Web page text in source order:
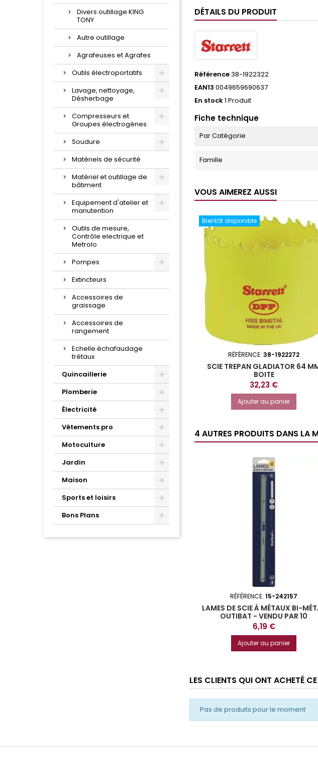
Divers outillage KING
TONY
Autre outillage
Agrafeuses et Agrafes
Outils électroportatifs
Lavage, nettoyage,
Désherbage
Compresseurs et
Groupes électrogènes
Soudure
Matériels de sécurité
Matériel et outillage de
bâtiment
Equipement d'atelier et
manutention
Outils de mesure,
Contrôle electrique et
Metrolo
Pompes
Extincteurs
Accessoires de
graissage
Accessoires de
rangement
Echelle échafaudage
trétaux
Quincaillerie
Plomberie
Électricité
Vêtements pro
Motoculture
Jardin
Maison
Sports et loisirs
Bons Plans
DÉTAILS DU PRODUIT
Référence38-1922322
EAN13 0049659690637
En stock1 Produit
Fiche technique
Par Catégorie
Famille
VOUS AIMEREZ AUSSI
Bientôt disponible
RÉFÉRENCE: 38-1922272
SCIE TREPAN GLADIATOR 64
BOITE
Prix
32,23 €
Ajouter au panier
4 AUTRES PRODUITS DANS LA
RÉFÉRENCE: 15-242157
LAMES DE SCIE À MÉTAUX BI-
OUTIBAT - VENDU PAR 10
Prix
6,19 €
Ajouter au panier
LES CLIENTS QUI ONT ACHETÉ
Pas de produits pour le moment